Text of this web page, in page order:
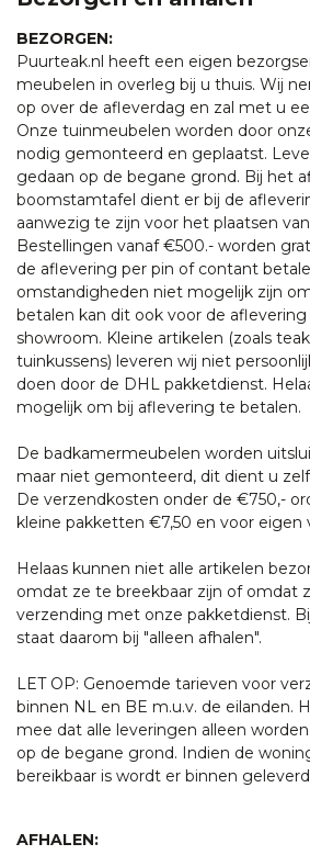
BEZORGEN:
Puurteak.nl heeft een eigen
meubelen in overleg bij u thuis. Wij
op over de afleverdag en zal met u
Onze tuinmeubelen worden door
nodig gemonteerd en geplaatst.
gedaan op de begane grond. Bij het
boomstamtafel dient er bij de
aanwezig te zijn voor het plaatsen
Bestellingen vanaf €500.- worden
de aflevering per pin of contant
omstandigheden niet mogelijk zijn
betalen kan dit ook voor de
showroom. Kleine artikelen (zoals
tuinkussens) leveren wij niet
doen door de DHL pakketdienst.
mogelijk om bij aflevering te betalen.
De badkamermeubelen worden
maar niet gemonteerd, dit dient u
De verzendkosten onder de €750,-
kleine pakketten €7,50 en voor eigen
Helaas kunnen niet alle artikelen
omdat ze te breekbaar zijn of omdat
verzending met onze pakketdienst.
staat daarom bij "alleen afhalen".
LET OP: Genoemde tarieven voor
binnen NL en BE m.u.v. de eilanden.
mee dat alle leveringen alleen
op de begane grond. Indien de
bereikbaar is wordt er binnen
AFHALEN: